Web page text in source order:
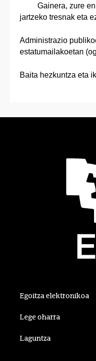
Gainera, zure
jartzeko tresnak eta
Administrazio
estatumailakoetan
Baita hezkuntza eta
Egoitza elektronikoa
Lege oharra
Laguntza